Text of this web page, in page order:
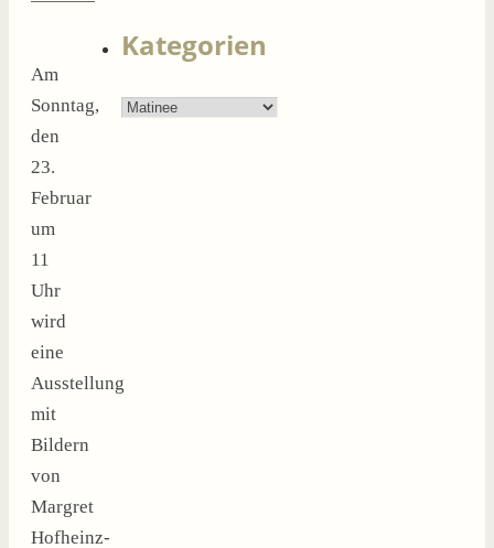
Am
Sonntag,
den
23.
Februar
um
11
Uhr
wird
eine
Ausstellung
mit
Bildern
von
Margret
Hofheinz-
Kategorien
Kategorien